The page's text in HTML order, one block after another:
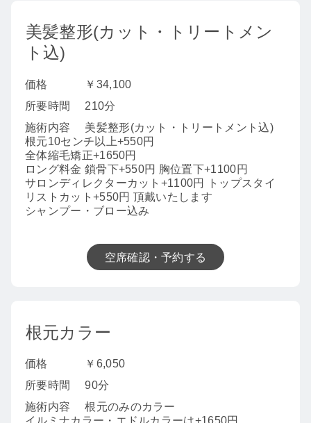
美髪整形(カット・トリートメン
ト込)
価格
￥34,100
所要時間
210分
施術内容
美髪整形(カット・トリートメント込)
根元10センチ以上+550円
全体縮毛矯正+1650円
ロング料金 鎖骨下+550円 胸位置下+1100円
サロンディレクターカット+1100円 トップスタイ
リストカット+550円 頂戴いたします
シャンプー・ブロー込み
空席確認・予約する
根元カラー
価格
￥6,050
所要時間
90分
施術内容
根元のみのカラー
イルミナカラー・エドルカラーは+1650円